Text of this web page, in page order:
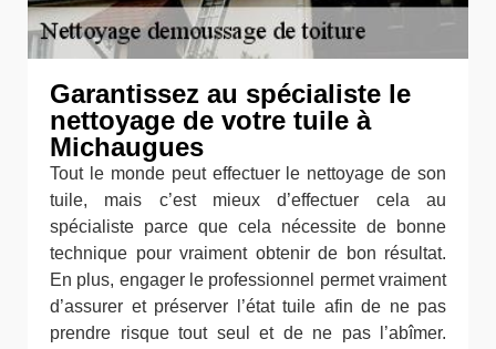
Garantissez au spécialiste le
nettoyage de votre tuile à
Michaugues
Tout le monde peut effectuer le nettoyage de son
tuile, mais c’est mieux d’effectuer cela au
spécialiste parce que cela nécessite de bonne
technique pour vraiment obtenir de bon résultat.
En plus, engager le professionnel permet vraiment
d’assurer et préserver l’état tuile afin de ne pas
prendre risque tout seul et de ne pas l’abîmer.